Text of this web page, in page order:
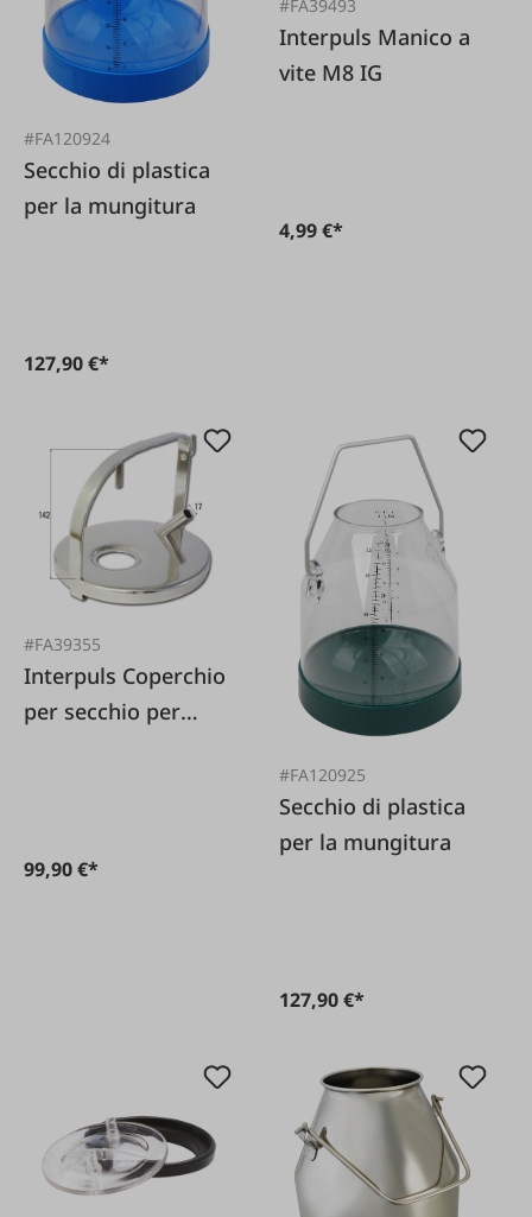
#FA120924
Secchio di plastica
per la mungitura
127,90 €*
#FA39493
Interpuls Manico a
vite M8 IG
4,99 €*
#FA39355
Interpuls Coperchio
per secchio per
99,90 €*
#FA120925
Secchio di plastica
per la mungitura
127,90 €*